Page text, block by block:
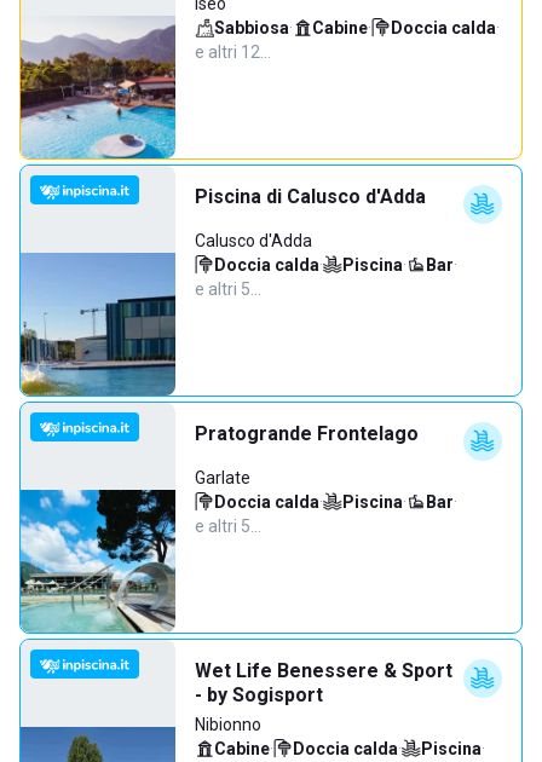
Sabbiosa· Cabine· Doccia calda·
e altri 12…
Piscina di Calusco d'Adda
Calusco d'Adda
Doccia calda· Piscina· Bar·
e altri 5…
Pratogrande Frontelago
Garlate
Doccia calda· Piscina· Bar·
e altri 5…
Wet Life Benessere & Sport
- by Sogisport
Nibionno
Cabine· Doccia calda· Piscina·